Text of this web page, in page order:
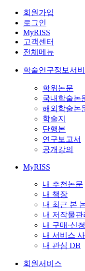
회원가입
로그인
MyRISS
고객센터
전체메뉴
학술연구정보서
학위논문
국내학술논
해외학술논
학술지
단행본
연구보고서
공개강의
MyRISS
내 추천논문
내 책장
내 최근 본
내 저작물관
내 구매·신
내 서비스
내 관심 DB
회원서비스